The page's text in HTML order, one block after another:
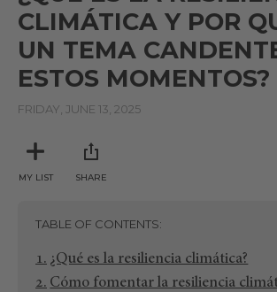
CLIMÁTICA Y POR
UN TEMA
ESTOS MOMENTOS?
FRIDAY, JUNE 13, 2025
MY LIST SHARE
TABLE OF CONTENTS
¿Qué es la resiliencia climática?
Cómo fomentar la resiliencia